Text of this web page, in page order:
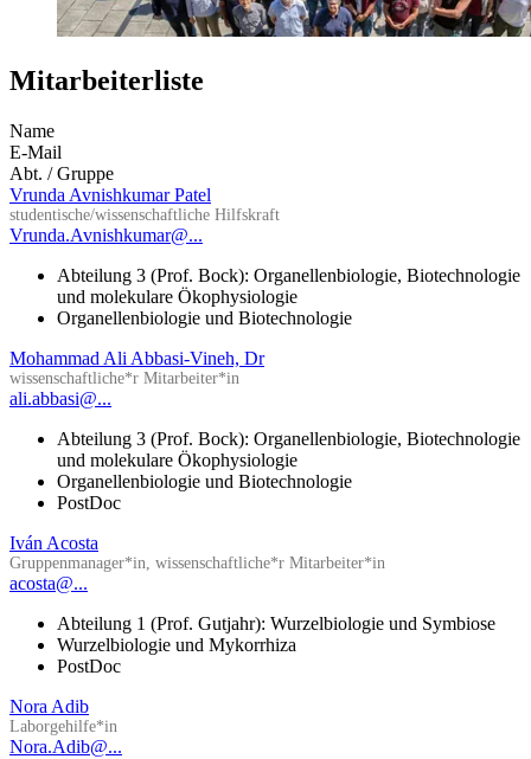
Mitarbeiterliste
Name
E-Mail
Abt. / Gruppe
Vrunda Avnishkumar Patel
studentische/wissenschaftliche Hilfskraft
Vrunda.Avnishkumar@...
Abteilung 3 (Prof. Bock): Organellenbiologie, Biotechnologie
und molekulare Ökophysiologie
Organellenbiologie und Biotechnologie
Mohammad Ali Abbasi-Vineh, Dr
wissenschaftliche*r Mitarbeiter*in
ali.abbasi@...
Abteilung 3 (Prof. Bock): Organellenbiologie, Biotechnologie
und molekulare Ökophysiologie
Organellenbiologie und Biotechnologie
PostDoc
Iván Acosta
Gruppenmanager*in, wissenschaftliche*r Mitarbeiter*in
acosta@...
Abteilung 1 (Prof. Gutjahr): Wurzelbiologie und Symbiose
Wurzelbiologie und Mykorrhiza
PostDoc
Nora Adib
Laborgehilfe*in
Nora.Adib@...